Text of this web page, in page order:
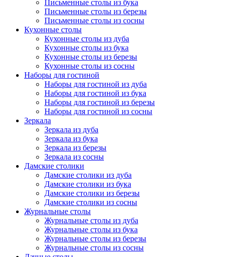
Письменные столы из бука
Письменные столы из березы
Письменные столы из сосны
Кухонные столы
Кухонные столы из дуба
Кухонные столы из бука
Кухонные столы из березы
Кухонные столы из сосны
Наборы для гостиной
Наборы для гостиной из дуба
Наборы для гостиной из бука
Наборы для гостиной из березы
Наборы для гостиной из сосны
Зеркала
Зеркала из дуба
Зеркала из бука
Зеркала из березы
Зеркала из сосны
Дамские столики
Дамские столики из дуба
Дамские столики из бука
Дамские столики из березы
Дамские столики из сосны
Журнальные столы
Журнальные столы из дуба
Журнальные столы из бука
Журнальные столы из березы
Журнальные столы из сосны